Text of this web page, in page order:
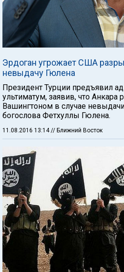
Эрдоган угрожает США
невыдачу Гюлена
Президент Турции предъявил
ультиматум, заявив, что Анкара
Вашингтоном в случае
богослова Фетхуллы Гюлена.
11.08.2016 13:14 // Ближний Восток